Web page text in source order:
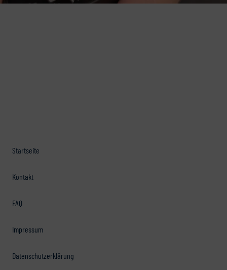
Startseite
Kontakt
FAQ
Impressum
Datenschutzerklärung